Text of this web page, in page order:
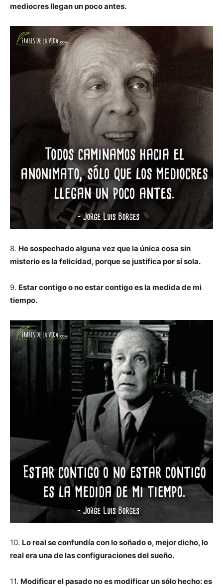
mediocres llegan un poco antes.
8. He sospechado alguna vez que la única cosa sin
misterio es la felicidad, porque se justifica por sí sola.
9. Estar contigo o no estar contigo es la medida de mi
tiempo.
10. Lo real se confundía con lo soñado o, mejor dicho, lo
real era una de las configuraciones del sueño.
11. Modificar el pasado no es modificar un sólo hecho: es